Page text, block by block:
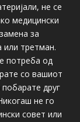
не се
медицински
за
или третман.
потреба од
со вашиот
друг
не го
совет или